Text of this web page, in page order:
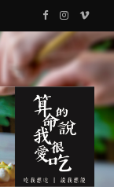
F
a
c
e
b
I
s
g
V
i